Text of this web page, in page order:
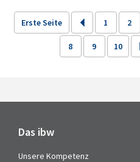
Erste Seite 1 2
8 9 10
Das ibw
Unsere Kompetenz